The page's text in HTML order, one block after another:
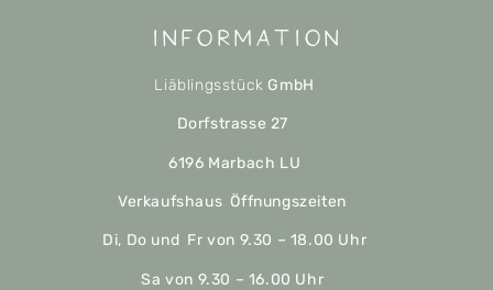
Information
Liäblingsstück GmbH
Dorfstrasse 27
6196 Marbach LU
Verkaufshaus Öffnungszeiten
Di, Do und Fr von 9.30 – 18.00 Uhr
Sa von 9.30 – 16.00 Uhr